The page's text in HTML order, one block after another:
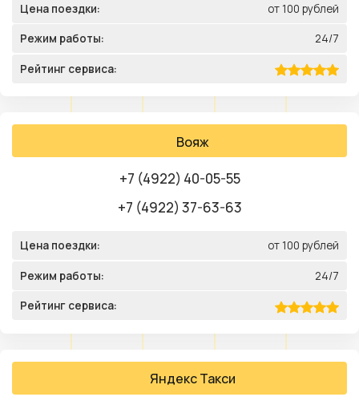
Цена поездки: от 100 рублей
Режим работы: 24/7
Рейтинг сервиса:
Вояж
+7 (4922) 40-05-55
+7 (4922) 37-63-63
Цена поездки: от 100 рублей
Режим работы: 24/7
Рейтинг сервиса:
Яндекс Такси